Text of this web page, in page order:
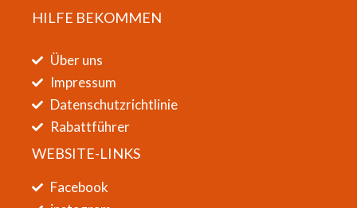
HILFE BEKOMMEN
Über uns
Impressum
Datenschutzrichtlinie
Rabattführer
WEBSITE-LINKS
Facebook